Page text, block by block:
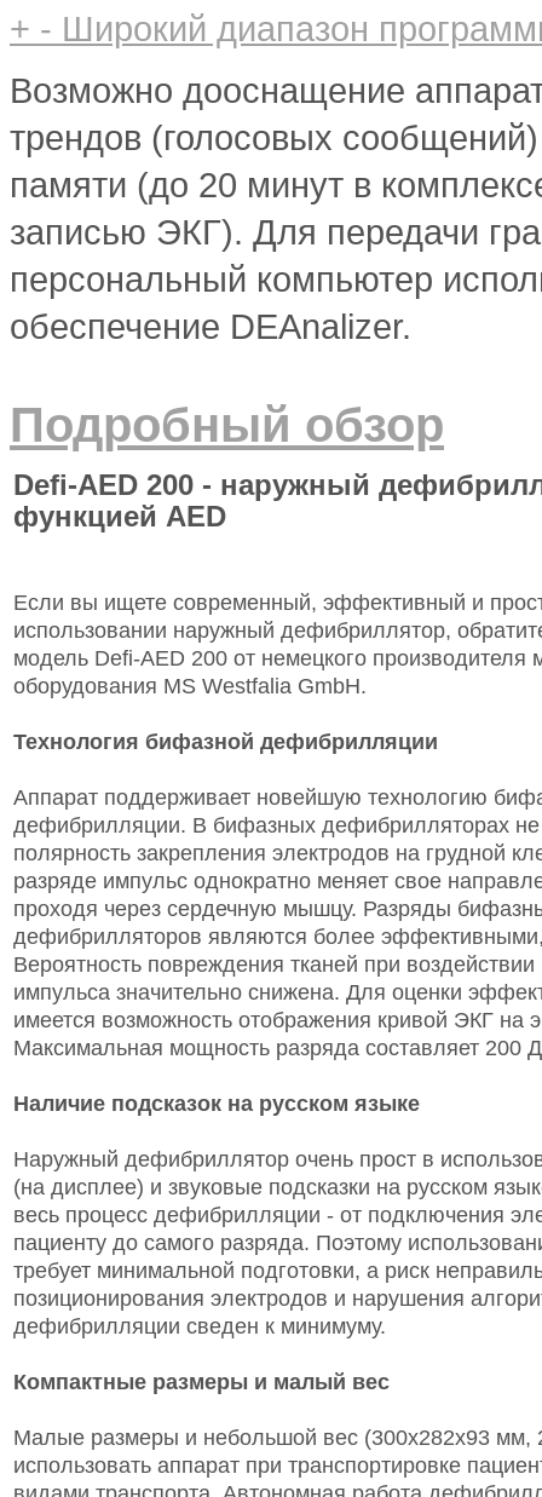
+ - Широкий диапазон
Возможно дооснащение
трендов (голосовых
памяти (до 20 минут в
записью ЭКГ). Для передачи
персональный компьютер
обеспечение DEAnalizer.
Подробный обзор
Defi-AED 200 - наружный
функцией AED
Если вы ищете современный, эффективный и
использовании наружный дефибриллятор,
модель Defi-AED 200 от немецкого производителя
оборудования MS Westfalia GmbH.
Технология бифазной дефибрилляции
Аппарат поддерживает новейшую технологию
дефибрилляции. В бифазных дефибрилляторах не
полярность закрепления электродов на грудной
разряде импульс однократно меняет свое
проходя через сердечную мышцу. Разряды
дефибрилляторов являются более
Вероятность повреждения тканей при
импульса значительно снижена. Для оценки
имеется возможность отображения кривой ЭКГ на
Максимальная мощность разряда составляет 200
Наличие подсказок на русском языке
Наружный дефибриллятор очень прост в
(на дисплее) и звуковые подсказки на русском
весь процесс дефибрилляции - от подключения
пациенту до самого разряда. Поэтому
требует минимальной подготовки, а риск
позиционирования электродов и нарушения
дефибрилляции сведен к минимуму.
Компактные размеры и малый вес
Малые размеры и небольшой вес (300х282х93 мм,
использовать аппарат при транспортировке